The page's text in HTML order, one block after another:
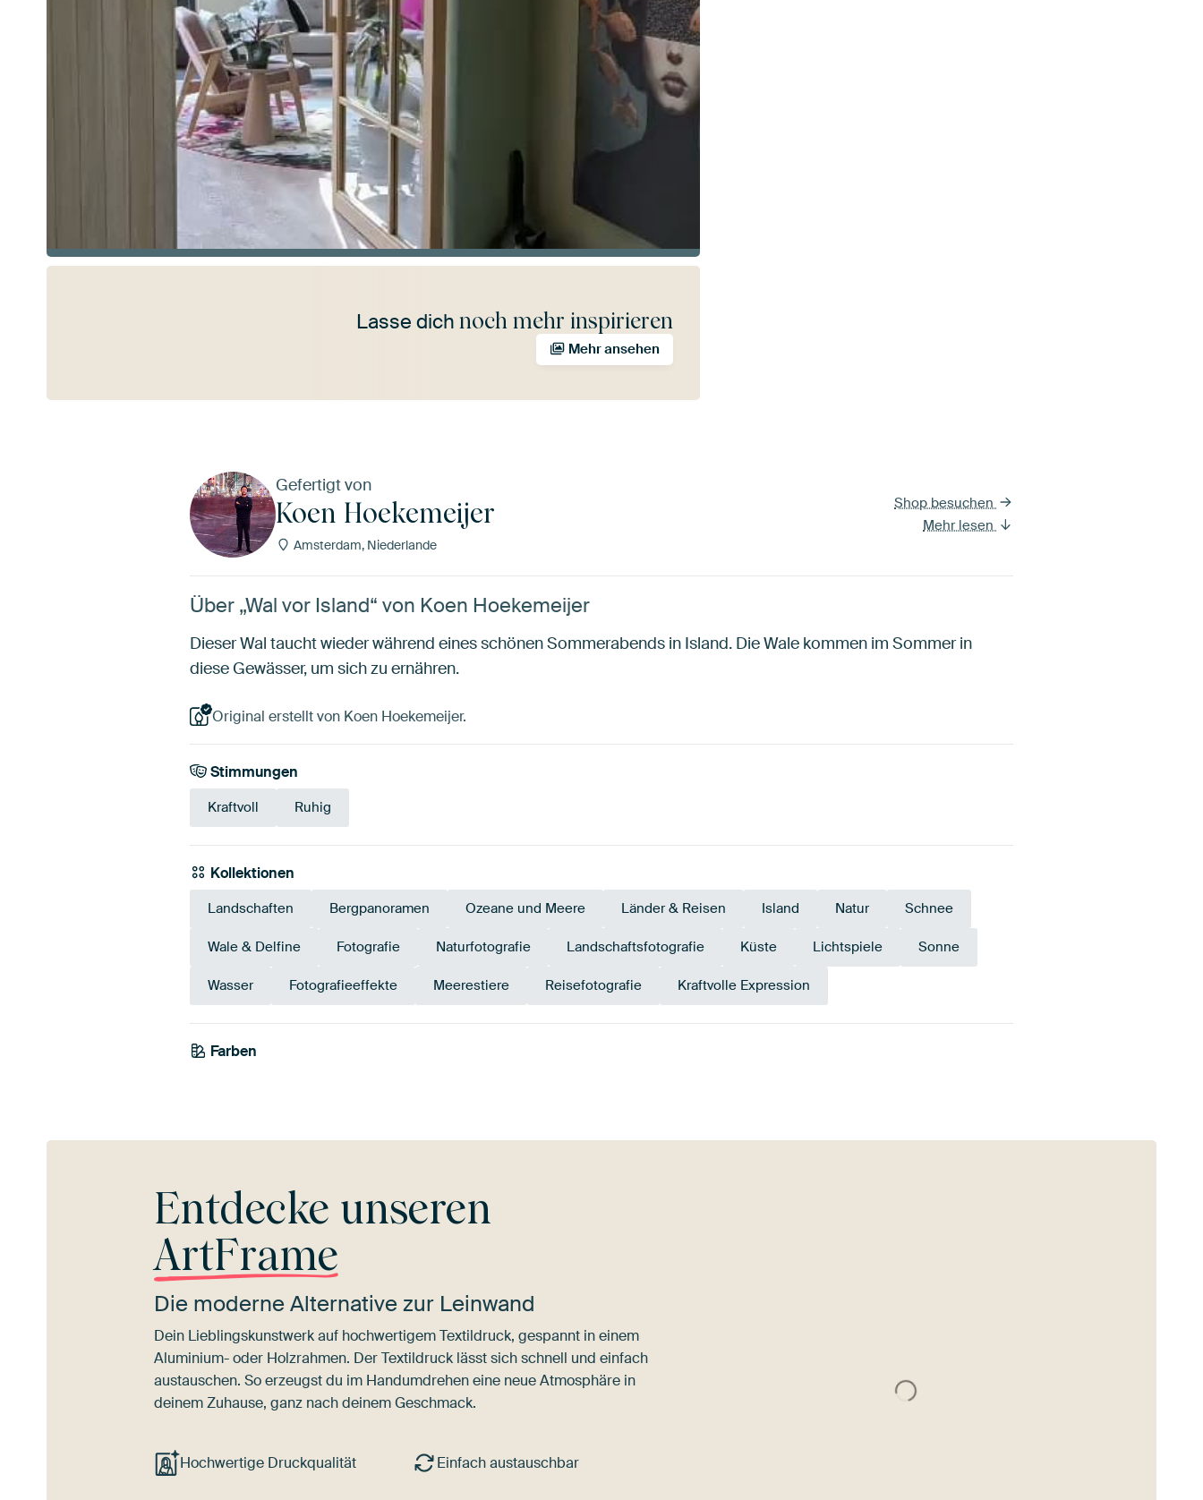
Lasse dich noch mehr inspirieren
Mehr ansehen
Gefertigt von
Koen Hoekemeijer
Amsterdam, Niederlande
Shop besuchen
Mehr lesen
Über „Wal vor Island“ von Koen Hoekemeijer
Dieser Wal taucht wieder während eines schönen Sommerabends in Island. Die Wale kommen im Sommer in
diese Gewässer, um sich zu ernähren.
Original erstellt von Koen Hoekemeijer.
Stimmungen
Kraftvoll Ruhig
Kollektionen
Landschaften Bergpanoramen Ozeane und Meere Länder & Reisen Island Natur Schnee
Wale & Delfine Fotografie Naturfotografie Landschaftsfotografie Küste Lichtspiele Sonne
Wasser Fotografieeffekte Meerestiere Reisefotografie Kraftvolle Expression
Farben
Blau
Entdecke unseren
ArtFrame
Die moderne Alternative zur Leinwand
Dein Lieblingskunstwerk auf hochwertigem Textildruck, gespannt in einem
Aluminium- oder Holzrahmen. Der Textildruck lässt sich schnell und einfach
austauschen. So erzeugst du im Handumdrehen eine neue Atmosphäre in
deinem Zuhause, ganz nach deinem Geschmack.
Hochwertige Druckqualität Einfach austauschbar